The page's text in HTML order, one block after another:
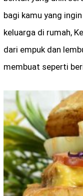
bagi kamu yang
keluarga di rumah,
dari empuk dan
membuat seperti